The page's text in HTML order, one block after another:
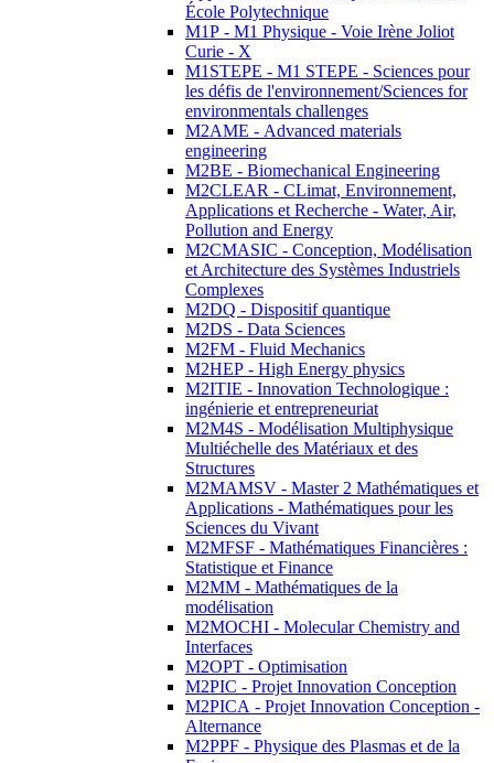
École Polytechnique
M1P - M1 Physique - Voie Irène Joliot
Curie - X
M1STEPE - M1 STEPE - Sciences pour
les défis de l'environnement/Sciences for
environmentals challenges
M2AME - Advanced materials
engineering
M2BE - Biomechanical Engineering
M2CLEAR - CLimat, Environnement,
Applications et Recherche - Water, Air,
Pollution and Energy
M2CMASIC - Conception, Modélisation
et Architecture des Systèmes Industriels
Complexes
M2DQ - Dispositif quantique
M2DS - Data Sciences
M2FM - Fluid Mechanics
M2HEP - High Energy physics
M2ITIE - Innovation Technologique :
ingénierie et entrepreneuriat
M2M4S - Modélisation Multiphysique
Multiéchelle des Matériaux et des
Structures
M2MAMSV - Master 2 Mathématiques et
Applications - Mathématiques pour les
Sciences du Vivant
M2MFSF - Mathématiques Financières :
Statistique et Finance
M2MM - Mathématiques de la
modélisation
M2MOCHI - Molecular Chemistry and
Interfaces
M2OPT - Optimisation
M2PIC - Projet Innovation Conception
M2PICA - Projet Innovation Conception -
Alternance
M2PPF - Physique des Plasmas et de la